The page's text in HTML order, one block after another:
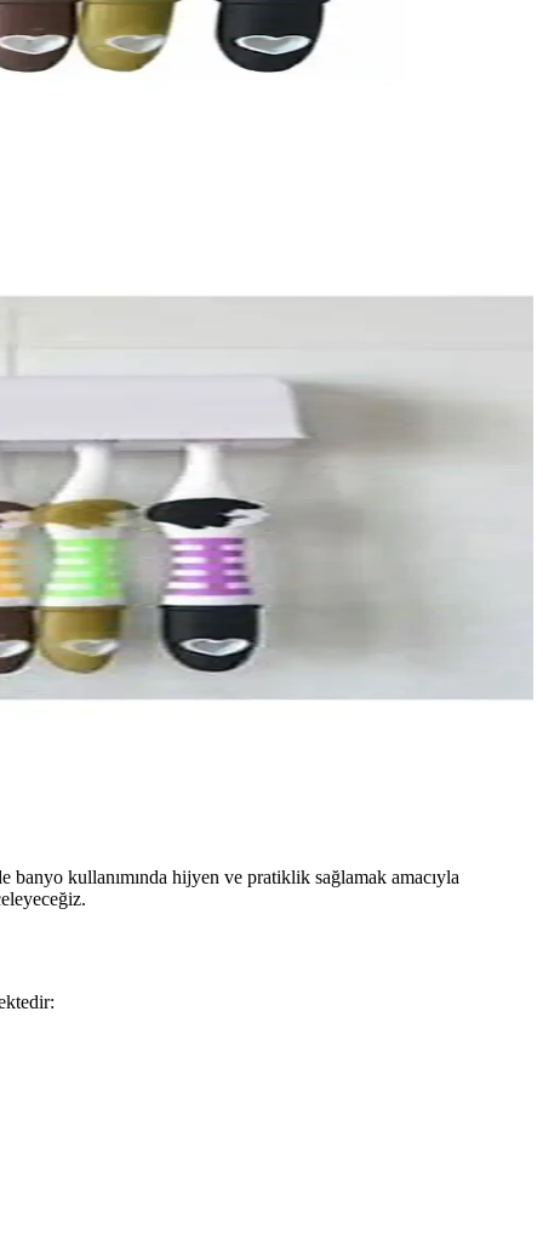
kullanımında hijyen ve pratiklik sağlamak amacıyla